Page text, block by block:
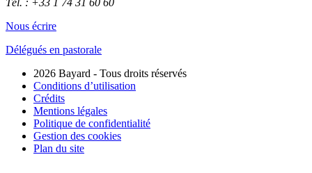
Nous écrire
Délégués en pastorale
2026 Bayard - Tous droits réservés
Conditions d’utilisation
Crédits
Mentions légales
Politique de confidentialité
Gestion des cookies
Plan du site